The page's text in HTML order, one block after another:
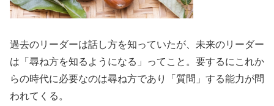
過去のリーダーは話し方を知っていたが、未来のリーダー
は「尋ね方を知るようになる」ってこと。要するにこれか
らの時代に必要なのは尋ね方であり「質問」する能力が問
われてくる。